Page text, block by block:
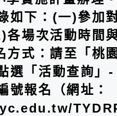
如下：(一)參加
各場次活動時間
方式：請至「桃
選「活動查詢」
號報名（網址：